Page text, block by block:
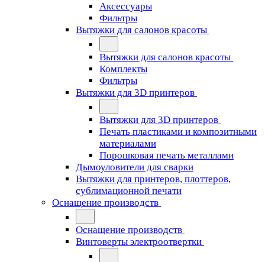
Аксессуары
Фильтры
Вытяжки для салонов красоты
Вытяжки для салонов красоты
Комплекты
Фильтры
Вытяжки для 3D принтеров
Вытяжки для 3D принтеров
Печать пластиками и композитными
материалами
Порошковая печать металлами
Дымоуловители для сварки
Вытяжки для принтеров, плоттеров,
сублимационной печати
Оснащение производств
Оснащение производств
Винтоверты электроотвертки